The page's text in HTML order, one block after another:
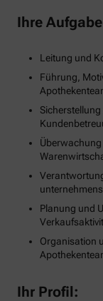
Ihre
Leitung und
Führung,
Planung und
Organisation
Ihr Profil: